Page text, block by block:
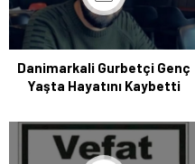
Danimarkali Gurbetçi Genç
Yaşta Hayatını Kaybetti